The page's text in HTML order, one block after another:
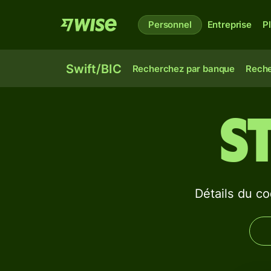
Personnel Entreprise
Swift/BIC Recherchez par banque
Détails du